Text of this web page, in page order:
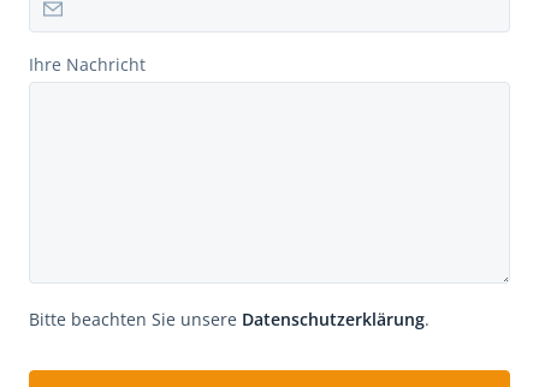
Ihre Nachricht
Bitte beachten Sie unsere Datenschutzerklärung.